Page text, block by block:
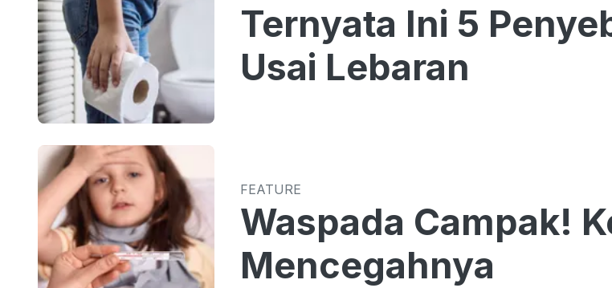
Ternyata Ini 5
Usai Lebaran
FEATURE
Waspada Campak!
Mencegahnya